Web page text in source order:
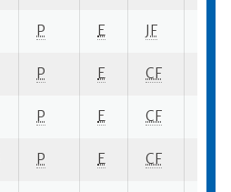
P E JF
P E CF
P E CF
P E CF